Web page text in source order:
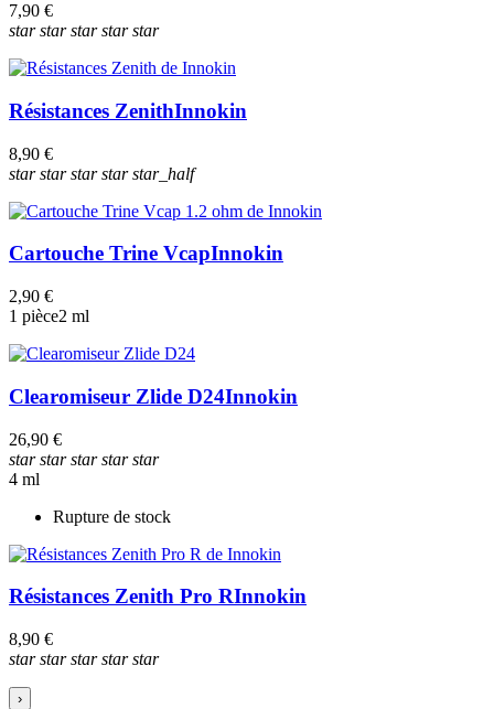
7,90 €
starstarstarstarstar
Résistances ZenithInnokin
8,90 €
starstarstarstarstar_half
Cartouche Trine VcapInnokin
2,90 €
1 pièce2 ml
Clearomiseur Zlide D24Innokin
26,90 €
starstarstarstarstar
4 ml
Rupture de stock
Résistances Zenith Pro RInnokin
8,90 €
starstarstarstarstar
›